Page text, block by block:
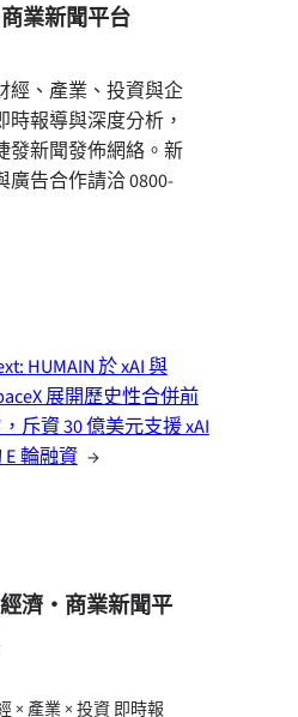
業新聞平台
經、產業、投資與企
時報導與深度分析，
發新聞發佈網絡。新
廣告合作請洽 0800-
HUMAIN 於 xAI 與
展開歷史性合併前
斥資 30 億美元支援 xAI
E 輪融資 →
濟・商業新聞平
× 產業 × 投資 即時報